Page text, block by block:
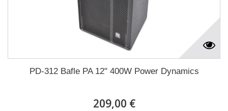
PD-312 Bafle PA 12" 400W Power Dynamics
209,00 €